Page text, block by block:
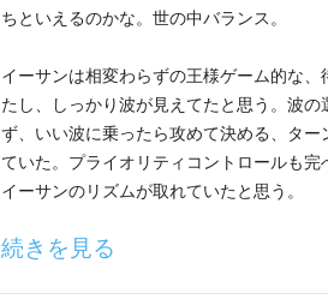
ちといえるのかな。世の中バランス。
イーサンは相変わらずの王様ゲーム的な
たし、しっかり波が見えてたと思う。波
ず、いい波に乗ったら攻めて決める、タ
ていた。プライオリティコントロールも
イーサンのリズムが取れていたと思う。
続きを見る